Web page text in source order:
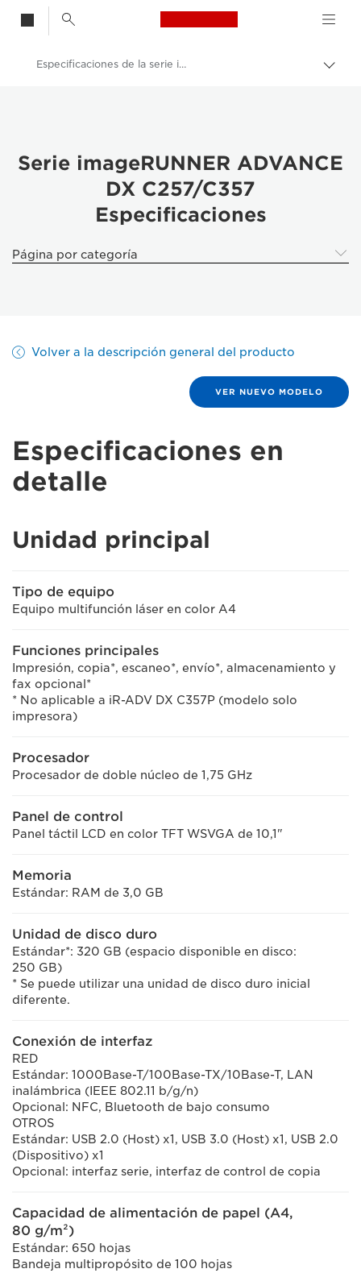
Canon Logo, back
Productos para empresa
Impresoras y faxes para empresa y oficina
Impresoras multifunción, impresoras todo en uno
Especificaciones de la serie imageRUNNER ADVANCE DX C257/C357
Serie imageRUNNER ADVANCE
DX C257/C357
Especificaciones
Página por categoría
Volver a la descripción general del producto
VER NUEVO MODELO
Especificaciones en
detalle
Unidad principal
Tipo de equipo
Equipo multifunción láser en color A4
Funciones principales
Impresión, copia*, escaneo*, envío*, almacenamiento y
fax opcional*
* No aplicable a iR-ADV DX C357P (modelo solo
impresora)
Procesador
Procesador de doble núcleo de 1,75 GHz
Panel de control
Panel táctil LCD en color TFT WSVGA de 10,1"
Memoria
Estándar: RAM de 3,0 GB
Unidad de disco duro
Estándar*: 320 GB (espacio disponible en disco:
250 GB)
* Se puede utilizar una unidad de disco duro inicial
diferente.
Conexión de interfaz
RED
Estándar: 1000Base-T/100Base-TX/10Base-T, LAN
inalámbrica (IEEE 802.11 b/g/n)
Opcional: NFC, Bluetooth de bajo consumo
OTROS
Estándar: USB 2.0 (Host) x1, USB 3.0 (Host) x1, USB 2.0
(Dispositivo) x1
Opcional: interfaz serie, interfaz de control de copia
Capacidad de alimentación de papel (A4,
80 g/m²)
Estándar: 650 hojas
Bandeja multipropósito de 100 hojas